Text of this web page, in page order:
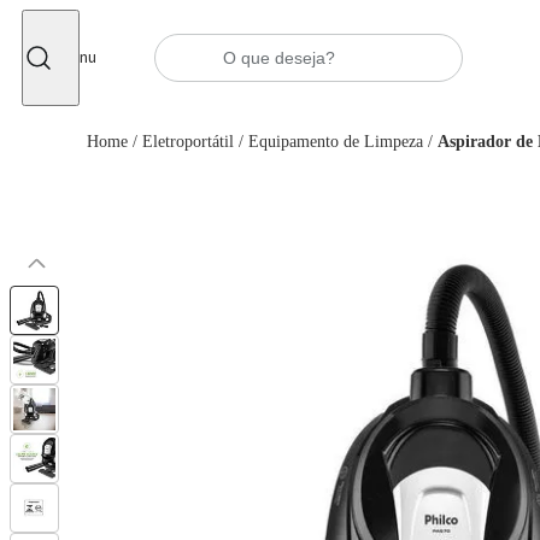
Menu
Home / Eletroportátil / Equipamento de Limpeza / Aspirador de